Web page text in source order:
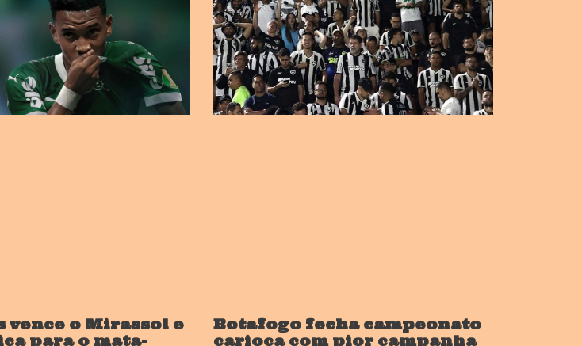
vence o Mirassol e
para o mata-
Botafogo fecha campeonato
carioca com pior campanha